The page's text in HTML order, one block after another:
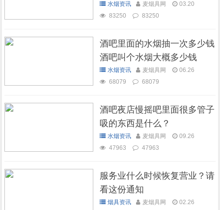
水烟资讯 麦烟具网
03.20
83250
83250
酒吧里面的水烟抽一次多少钱
酒吧叫个水烟大概多少钱
水烟资讯 麦烟具网
06.26
68079
68079
酒吧夜店慢摇吧里面很多管子
吸的东西是什么？
水烟资讯 麦烟具网
09.26
47963
47963
服务业什么时候恢复营业？请
看这份通知
烟具资讯 麦烟具网
02.26